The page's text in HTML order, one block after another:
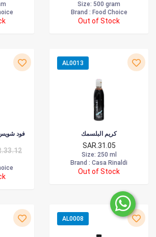
Size: 500 gram
Brand : Food Choice
Out of Stock
AL0013
كريم البلسمك
SAR.31.05
Size: 250 ml
Brand : Casa Rinaldi
Out of Stock
AL0008